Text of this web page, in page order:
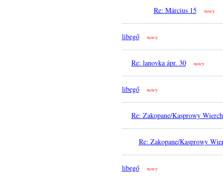
Re: Március 15 nowy
libegő nowy
Re: lanovka ápr. 30 nowy
libegő nowy
Re: Zakopane/Kasprowy
Re: Zakopane/Kasprowy
libegő nowy